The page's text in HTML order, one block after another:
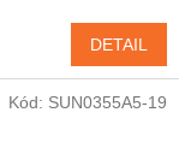
DETAIL
Kód: SUN0355A5-19